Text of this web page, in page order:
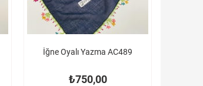
İğne Oyalı Yazma AC489
₺750,00